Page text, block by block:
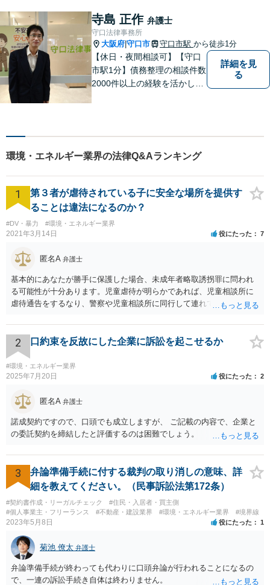
け、少しでもお気持ちが和ら
ぐよう心がけております。
寺島 正作 弁護士
守口法律事務所
大阪府 守口市 守口市駅 から徒歩1分
【休日・夜間相談可】【守口
市駅1分】債務整理の相談件数
2000件以上の経験を活かし、
頼者様が不安を抱かないよう
に、わかりやすく的確なアド
バイスを心がけております。
詳細を見
る
環境・エネルギー業界の法律Q&Aランキング
1
第３者が虐待されている子に安全な場所を提供す
ることは違法になるのか？
#DV・暴力 #環境・エネルギー業界
2021年3月14日 役にたった 7
匿名A 弁護士
基本的にあなたが勝手に保護した場合、未成年者略取誘拐罪に問われ
る可能性が十分あります。児童虐待が明らかであれば、児童相談所に
虐待通告をするなり、警察や児童相談所に同行して連れていくなり、
談所の関与を望んでいないケースでは難しい判断にはなるとは思いま
すが、少なくともあなたが保護者の承諾を得ずに勝手に保護すること
は避けた方が良いかと存じます。警察は親からの虐待があると分かっ
た場合であっても、必ずしもあなたに味方するわけではないかと存じ
ます。児童相談所に通告すべきであったと窘められる程度であればよ
で自らの支配下に置きたかったのではないかと疑われる可能性さえあ
ります。
2 口約束を反故にした企業に訴訟を起こせるか
#環境・エネルギー業界
2025年7月20日 役にたった 2
匿名A 弁護士
諾成契約ですので、口頭でも成立しますが、 ご記載の内容で、企業と
の委託契約を締結したと評価するのは困難でしょう。
3
弁論準備手続に付する裁判の取り消しの意味、詳
細を教えてください。（民事訴訟法第172条）
#契約書作成・リーガルチェック
#住民・入居者・買主側
#個人事業主・フリーランス
#不動産・建設業界 #環境・エネルギー業界 #境界線
2023年5月8日 役にたった 1
菊池 僚太 弁護士
弁論準備手続が終わっても代わりに口頭弁論が行われることになるの
で、一連の訴訟手続き自体は終わりません。